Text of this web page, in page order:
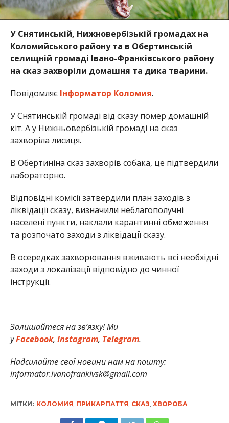
У Снятинській, Нижновербізькій громадах на
Коломийського району та в Обертинській
селищній громаді Івано-Франківського району
на сказ захворіли домашня та дика тварини.
Повідомляє Інформатор Коломия.
У Снятинській громаді від сказу помер домашній
кіт. А у Нижньовербізькій громаді на сказ
захворіла лисиця.
В Обертиніна сказ захворів собака, це підтвердили
лабораторно.
Відповідні комісії затвердили план заходів з
ліквідації сказу, визначили неблагополучні
населені пункти, наклали карантинні обмеження
та розпочато заходи з ліквідації сказу.
В осередках захворювання вживають всі необхідні
заходи з локалізації відповідно до чинної
інструкції.
Залишайтеся на зв’язку! Ми
уFacebook, Instagram, Telegram.
Надсилайте свої новини нам на пошту:
informator.ivanofrankivsk@gmail.com
МІТКИ: КОЛОМИЯ ПРИКАРПАТТЯ СКАЗ ХВОРОБА